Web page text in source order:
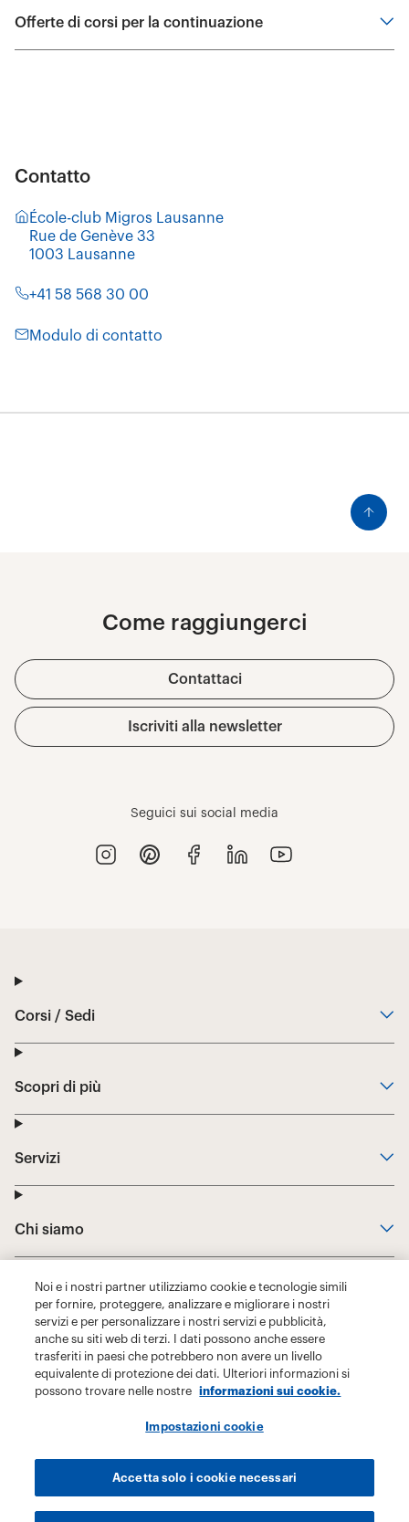
Noi e i nostri partner utilizziamo cookie e tecnologie simili
per fornire, proteggere, analizzare e migliorare i nostri
servizi e per personalizzare i nostri servizi e pubblicità,
anche su siti web di terzi. I dati possono anche essere
trasferiti in paesi che potrebbero non avere un livello
equivalente di protezione dei dati. Ulteriori informazioni si
possono trovare nelle nostre
informazioni sui cookie.
Impostazioni cookie
Accetta solo i cookie necessari